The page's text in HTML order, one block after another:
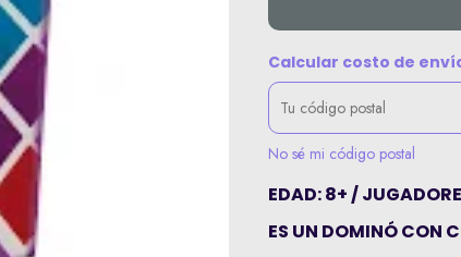
Calcular costo de
No sé mi código postal
EDAD: 8+ /
ES UN DOMINÓ CON